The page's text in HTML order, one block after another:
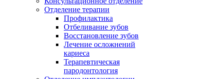
Отделение терапии
Профилактика
Отбеливание зубов
Восстановление зубов
Лечение осложнений
кариеса
Терапевтическая
пародонтология